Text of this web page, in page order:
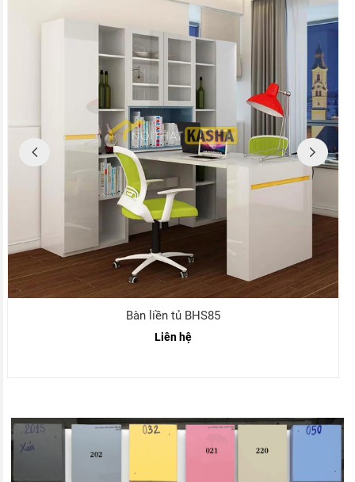
Bàn liền tủ BHS85
Liên hệ